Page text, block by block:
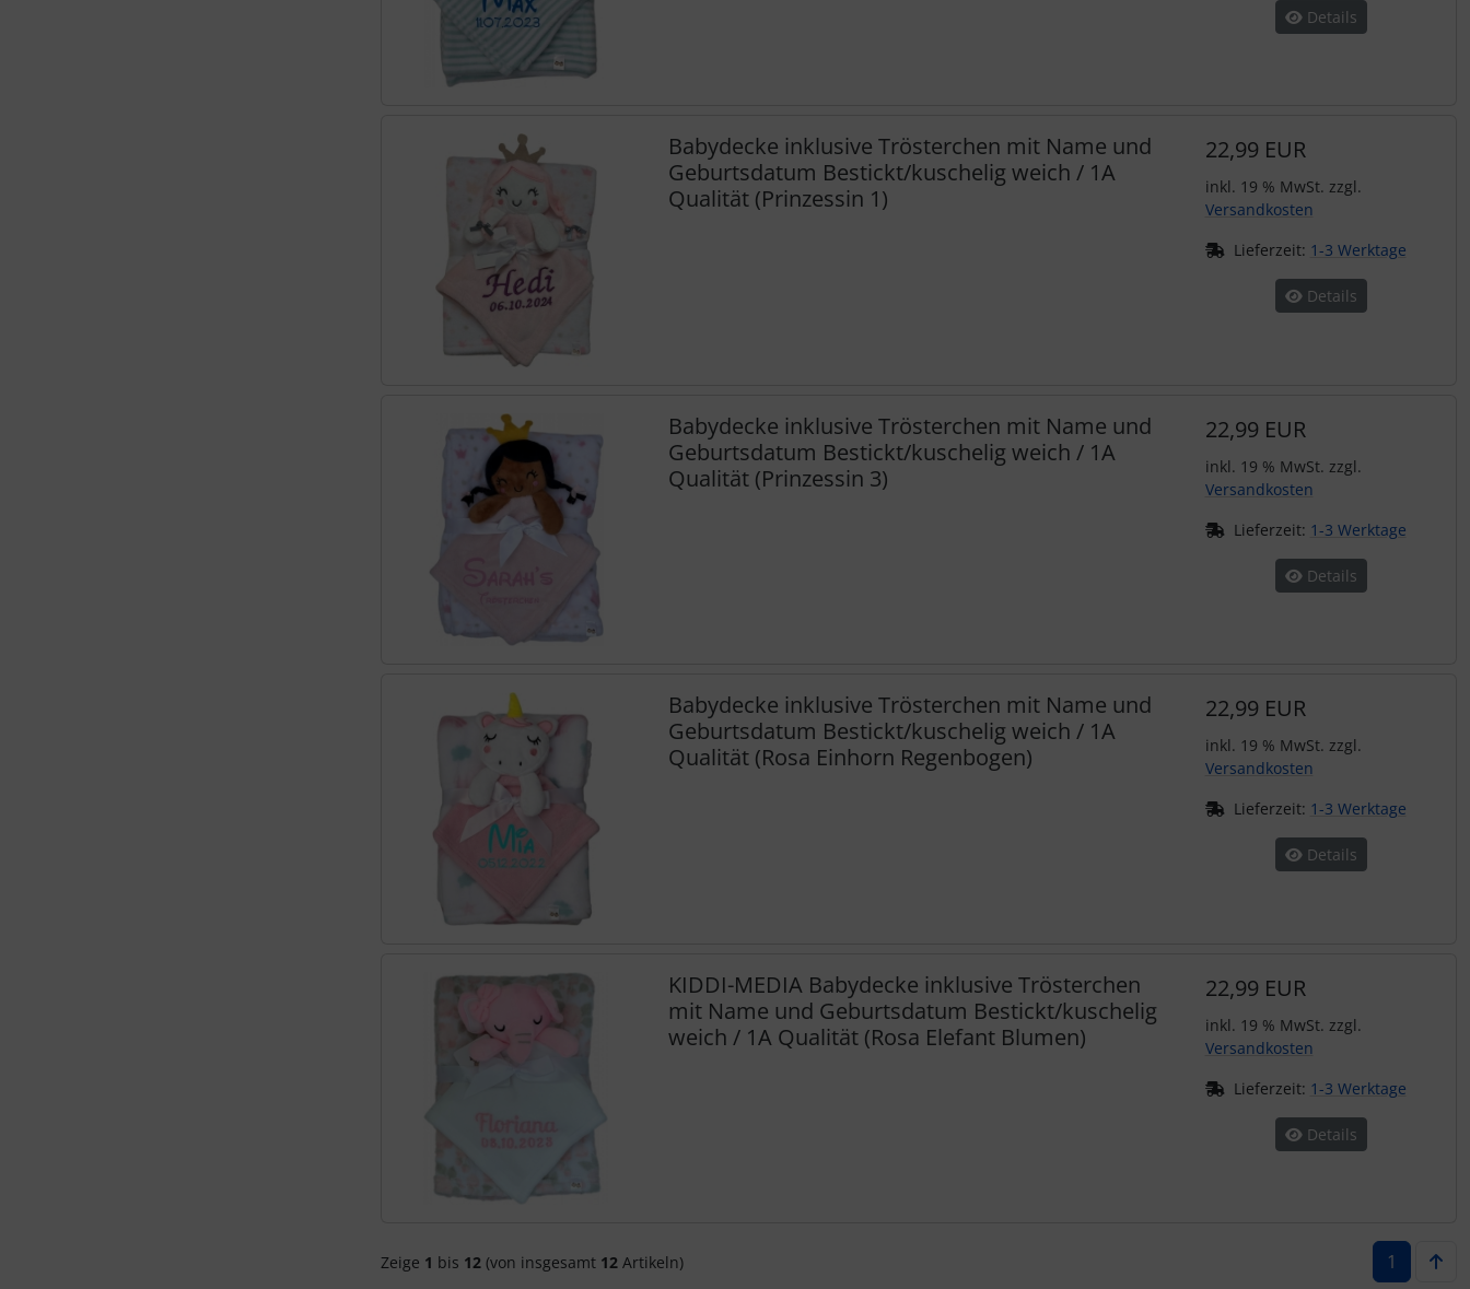
Details
Babydecke inklusive Trösterchen mit Name und
Geburtsdatum Bestickt/kuschelig weich / 1A
Qualität (Prinzessin 1)
22,99 EUR
inkl. 19 % MwSt. zzgl.
Versandkosten
Lieferzeit: 1-3 Werktage
Details
Babydecke inklusive Trösterchen mit Name und
Geburtsdatum Bestickt/kuschelig weich / 1A
Qualität (Prinzessin 3)
22,99 EUR
inkl. 19 % MwSt. zzgl.
Versandkosten
Lieferzeit: 1-3 Werktage
Details
Babydecke inklusive Trösterchen mit Name und
Geburtsdatum Bestickt/kuschelig weich / 1A
Qualität (Rosa Einhorn Regenbogen)
22,99 EUR
inkl. 19 % MwSt. zzgl.
Versandkosten
Lieferzeit: 1-3 Werktage
Details
KIDDI-MEDIA Babydecke inklusive Trösterchen
mit Name und Geburtsdatum Bestickt/kuschelig
weich / 1A Qualität (Rosa Elefant Blumen)
22,99 EUR
inkl. 19 % MwSt. zzgl.
Versandkosten
Lieferzeit: 1-3 Werktage
Details
Zeige 1 bis 12 (von insgesamt 12 Artikeln) 1